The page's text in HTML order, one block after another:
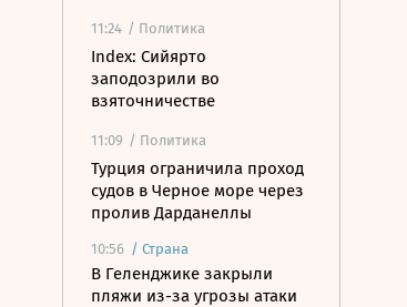
11:24 / Политика
Index: Сийярто
заподозрили во
взяточничестве
11:09 / Политика
Турция ограничила проход
судов в Черное море через
пролив Дарданеллы
10:56 / Страна
В Геленджике закрыли
пляжи из-за угрозы атаки